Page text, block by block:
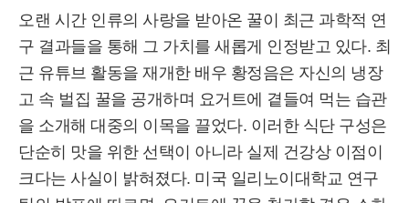
오랜 시간 인류의 사랑을 받아온 꿀이 최근 과학적 연
구 결과들을 통해 그 가치를 새롭게 인정받고 있다. 최
근 유튜브 활동을 재개한 배우 황정음은 자신의 냉장
고 속 벌집 꿀을 공개하며 요거트에 곁들여 먹는 습관
을 소개해 대중의 이목을 끌었다. 이러한 식단 구성은
단순히 맛을 위한 선택이 아니라 실제 건강상 이점이
크다는 사실이 밝혀졌다. 미국 일리노이대학교 연구